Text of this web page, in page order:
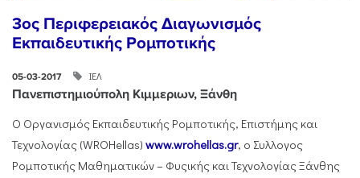
3ος Περιφερειακός Διαγωνισμός
Εκπαιδευτικής Ρομποτικής
05-03-2017 ΙΕΛ
Πανεπιστημιούπολη Κιμμεριων, Ξάνθη
Ο Οργανισμός Εκπαιδευτικής Ρομποτικής, Επιστήμης και
Τεχνολογίας (WROHellas) www.wrohellas.gr, ο Συλλογος
Ρομποτικής Μαθηματικών – Φυςικής και Τεχνολογίας Ξάνθης